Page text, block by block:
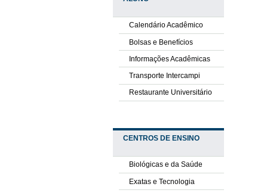
Calendário Acadêmico
Bolsas e Benefícios
Informações Acadêmicas
Transporte Intercampi
Restaurante Universitário
CENTROS DE ENSINO
Biológicas e da Saúde
Exatas e Tecnologia